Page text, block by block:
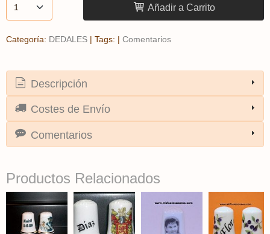
Añadir a Carrito
Categoría: DEDALES | Tags: | Comentarios
Descripción
Costes de Envío
Comentarios
Productos Relacionados